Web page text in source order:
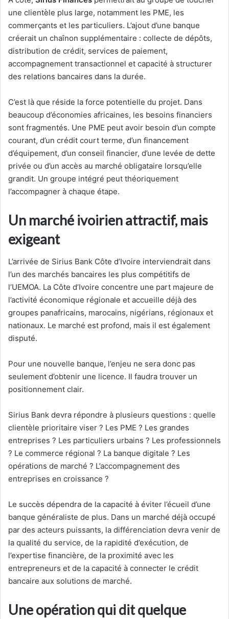
une clientèle plus large, notamment les PME, les
commerçants et les particuliers. L’ajout d’une banque
créerait un chaînon supplémentaire : collecte de dépôts,
distribution de crédit, services de paiement,
accompagnement transactionnel et capacité à structurer
des relations bancaires dans la durée.
C’est là que réside la force potentielle du projet. Dans
beaucoup d’économies africaines, les besoins financiers
sont fragmentés. Une PME peut avoir besoin d’un compte
courant, d’un crédit court terme, d’un financement
d’équipement, d’un conseil financier, d’une levée de dette
privée ou d’un accès au marché obligataire lorsqu’elle
grandit. Un groupe intégré peut théoriquement
l’accompagner à chaque étape.
Un marché ivoirien attractif, mais
exigeant
L’arrivée de Sirius Bank Côte d’Ivoire interviendrait dans
l’un des marchés bancaires les plus compétitifs de
l’UEMOA. La Côte d’Ivoire concentre une part majeure de
l’activité économique régionale et accueille déjà des
groupes panafricains, marocains, nigérians, régionaux et
nationaux. Le marché est profond, mais il est également
disputé.
Pour une nouvelle banque, l’enjeu ne sera donc pas
seulement d’obtenir une licence. Il faudra trouver un
positionnement clair.
Sirius Bank devra répondre à plusieurs questions : quelle
clientèle prioritaire viser ? Les PME ? Les grandes
entreprises ? Les particuliers urbains ? Les professionnels
? Le commerce régional ? La banque digitale ? Les
opérations de marché ? L’accompagnement des
entreprises en croissance ?
Le succès dépendra de la capacité à éviter l’écueil d’une
banque généraliste de plus. Dans un marché déjà occupé
par des acteurs puissants, la différenciation devra venir de
la qualité du service, de la rapidité d’exécution, de
l’expertise financière, de la proximité avec les
entrepreneurs et de la capacité à connecter le crédit
bancaire aux solutions de marché.
Une opération qui dit quelque